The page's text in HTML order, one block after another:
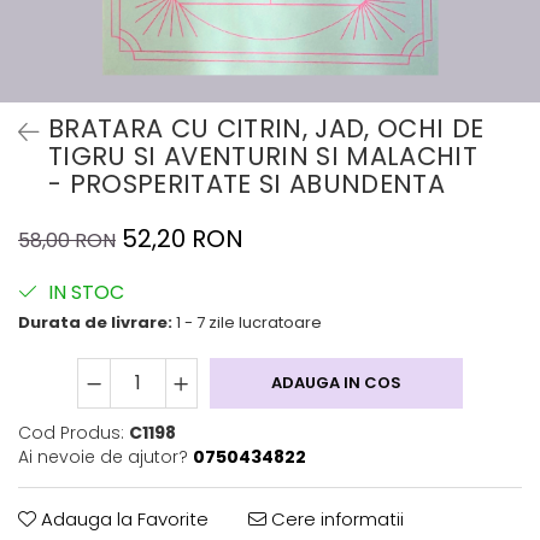
BRATARA CU CITRIN, JAD, OCHI DE
TIGRU SI AVENTURIN SI MALACHIT
- PROSPERITATE SI ABUNDENTA
58,00 RON 52,20 RON
IN STOC
Durata de livrare:1 - 7 zile lucratoare
ADAUGA IN COS
Cod Produs: C1198
Ai nevoie de ajutor? 0750434822
Adauga la Favorite Cere informatii